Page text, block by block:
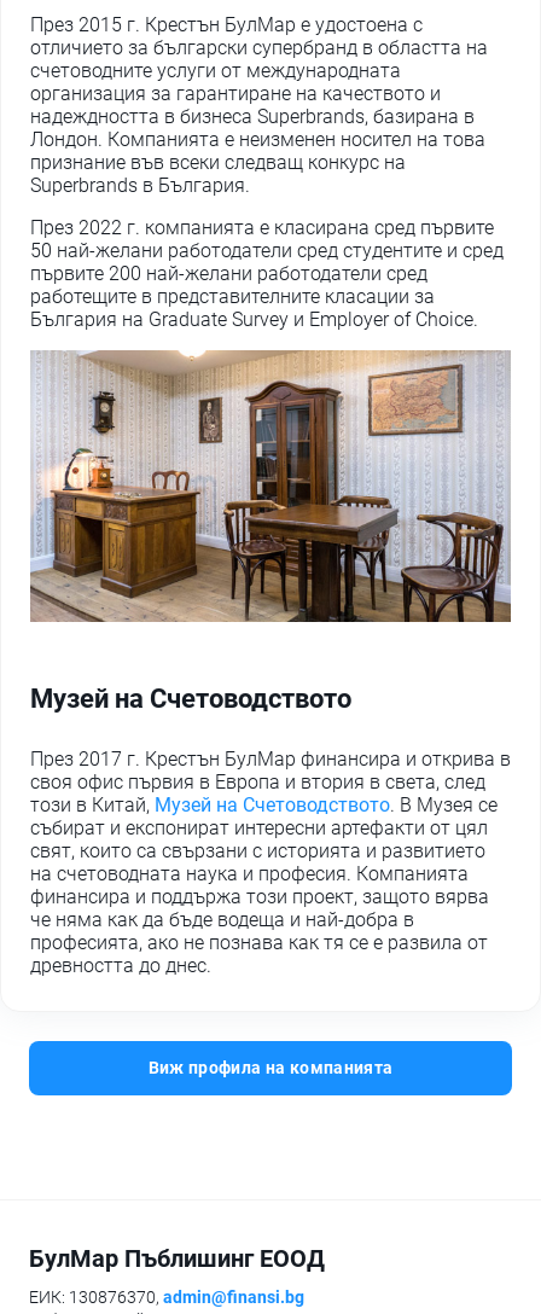
През 2015 г. Крестън БулМар е удостоена с
отличието за български супербранд в областта на
счетоводните услуги от международната
организация за гарантиране на качеството и
надеждността в бизнеса Superbrands, базирана в
Лондон. Компанията е неизменен носител на това
признание във всеки следващ конкурс на
Superbrands в България.
През 2022 г. компанията е класирана сред първите
50 най-желани работодатели сред студентите и сред
първите 200 най-желани работодатели сред
работещите в представителните класации за
България на Graduate Survey и Employer of Choice.
Музей на Счетоводството
През 2017 г. Крестън БулМар финансира и открива в
своя офис първия в Европа и втория в света, след
този в Китай, Музей на Счетоводството. В Музея се
събират и експонират интересни артефакти от цял
свят, които са свързани с историята и развитието
на счетоводната наука и професия. Компанията
финансира и поддържа този проект, защото вярва
че няма как да бъде водеща и най-добра в
професията, ако не познава как тя се е развила от
древността до днес.
Виж профила на компанията
БулМар Пъблишинг ЕООД
ЕИК: 130876370, admin@finansi.bg